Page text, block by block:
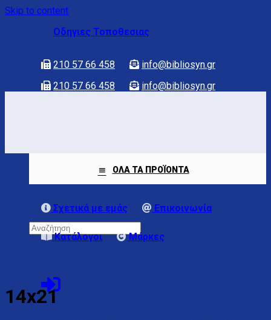
Skip to content
Οδηγιες Τοποθεσιας
210 57 66 458
info@bibliosyn.gr
210 57 66 458
info@bibliosyn.gr
ΟΛΑ ΤΑ ΠΡΟΪΟΝΤΑ
Σχετικά με εμάς Επικοινωνία
Κατάλογοι Μάρκες
14x21